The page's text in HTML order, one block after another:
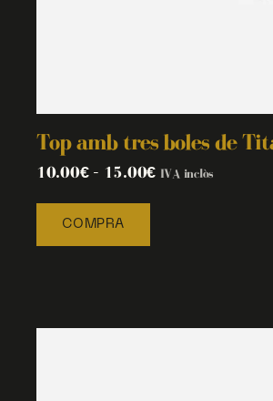
Top amb tres boles de
10.00€– 15.00€ IVA inclòs
COMPRA